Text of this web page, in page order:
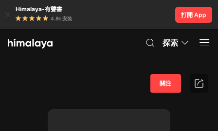
Himalaya-有聲書
4.8k 安裝
打開 App
探索
關注